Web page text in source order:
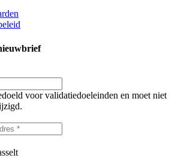
voor validatiedoeleinden en moet niet